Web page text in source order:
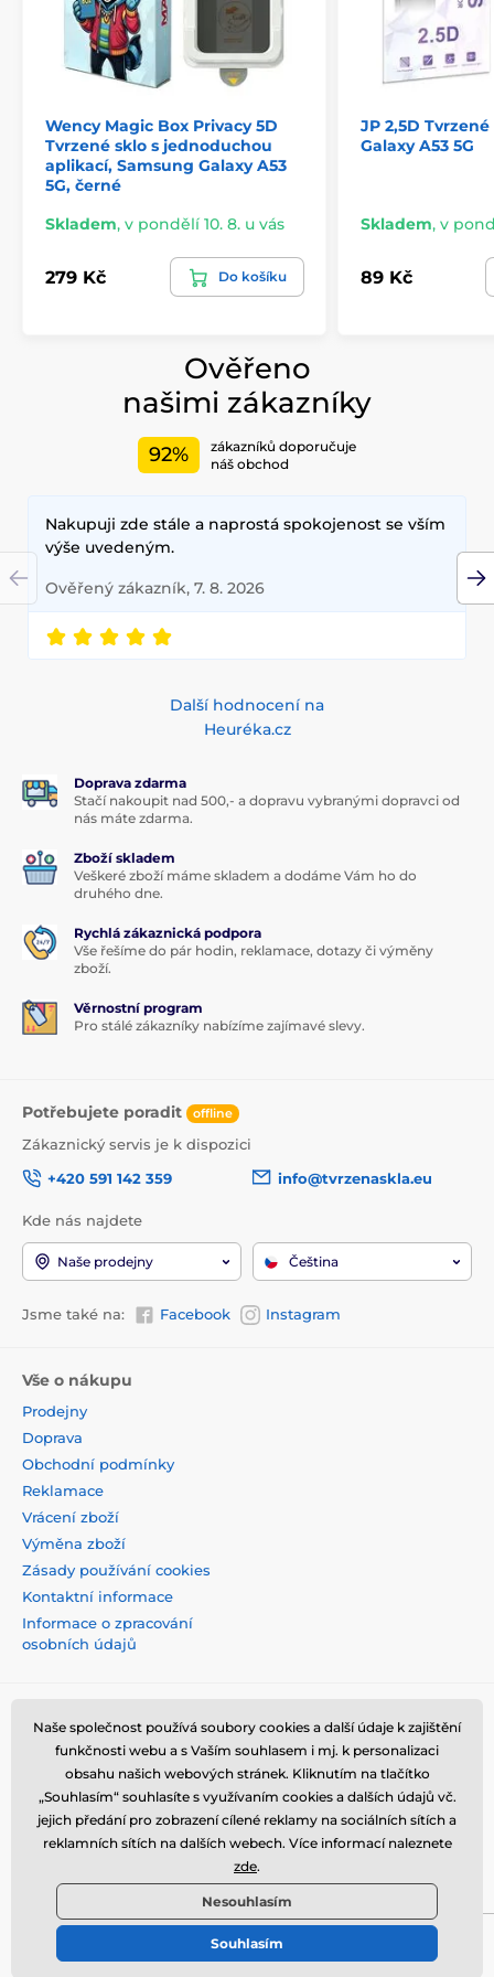
tvrzeného skla pro Samsug Galaxy A53 5G pokryt
adhézním lepidlem, což zaručuje
naprosto perfektní
přilnavost po celé plošetvrzeného skla. Nehrozí tedy
odlepování okrajů ochranného skla nebo jejich
Obsah balení:
1x ochranné tvrzené sklo
*Obrázky mají pouze informativní charakter.
Wency Magic Box Privacy 5D
Tvrzené sklo s jednoduchou
aplikací, Samsung Galaxy A53
5G, černé
Skladem, v pondělí 10. 8. u vás
279 Kč Do košíku
JP 2,5D
Galaxy A53 5G
Skladem, v
89 Kč
Ověřeno
našimi zákazníky
92%
zákazníků doporučuje
náš obchod
Nakupuji zde stále a naprostá spokojenost se vším
výše uvedeným.
Ověřený zákazník, 7. 8. 2026
Další hodnocení na
Heuréka.cz
Doprava zdarma
Stačí nakoupit nad 500,- a dopravu vybranými dopravci od
nás máte zdarma.
Zboží skladem
Veškeré zboží máme skladem a dodáme Vám ho do
druhého dne.
Rychlá zákaznická podpora
Vše řešíme do pár hodin, reklamace, dotazy či výměny
zboží.
Věrnostní program
Pro stálé zákazníky nabízíme zajímavé slevy.
Potřebujete poradit offline
Zákaznický servis je k dispozici
+420 591 142 359
info@tvrzenaskla.eu
Kde nás najdete
Naše prodejny Čeština
Jsme také na: Facebook Instagram
Vše o nákupu
Prodejny
Doprava
Obchodní podmínky
Reklamace
Vrácení zboží
Výměna zboží
Zásady používání cookies
Kontaktní informace
Informace o zpracování
osobních údajů
© 2026 tvrzenaskla.eu ⦁ E-shop vytvořila
Naše společnost používá soubory cookies a další údaje k zajištění
funkčnosti webu a s Vaším souhlasem i mj. k personalizaci
obsahu našich webových stránek. Kliknutím na tlačítko
„Souhlasím“ souhlasíte s využívaním cookies a dalších údajů vč.
jejich předání pro zobrazení cílené reklamy na sociálních sítích a
reklamních sítích na dalších webech. Více informací naleznete
zde.
Nesouhlasím
Souhlasím